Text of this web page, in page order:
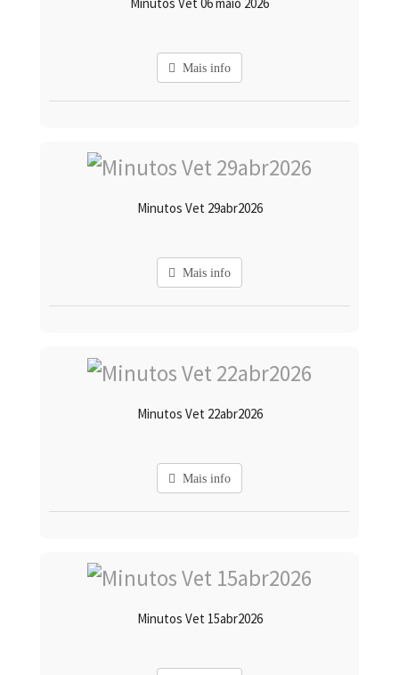
Mais info
Minutos Vet 29abr2026
Mais info
Minutos Vet 22abr2026
Mais info
Minutos Vet 15abr2026